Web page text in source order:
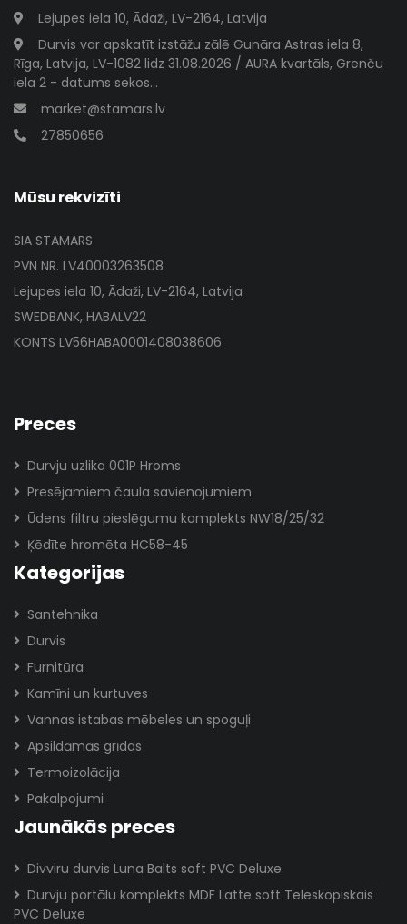
Lejupes iela 10, Ādaži, LV-2164, Latvija
Durvis var apskatīt izstāžu zālē Gunāra Astras iela 8,
Rīga, Latvija, LV-1082 lidz 31.08.2026 / AURA kvartāls, Grenču
iela 2 - datums sekos...
market@stamars.lv
27850656
Mūsu rekvizīti
SIA STAMARS
PVN NR. LV40003263508
Lejupes iela 10, Ādaži, LV-2164, Latvija
SWEDBANK, HABALV22
KONTS LV56HABA0001408038606
Preces
Durvju uzlika 001P Hroms
Presējamiem čaula savienojumiem
Ūdens filtru pieslēgumu komplekts NW18/25/32
Ķēdīte hromēta HC58-45
Kategorijas
Santehnika
Durvis
Furnitūra
Kamīni un kurtuves
Vannas istabas mēbeles un spoguļi
Apsildāmās grīdas
Termoizolācija
Pakalpojumi
Jaunākās preces
Divviru durvis Luna Balts soft PVC Deluxe
Durvju portālu komplekts MDF Latte soft Teleskopiskais
PVC Deluxe